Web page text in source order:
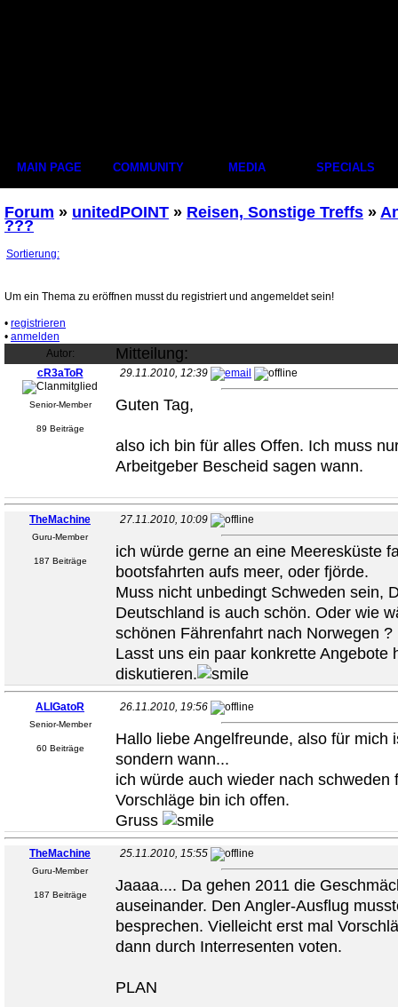
MAIN PAGE COMMUNITY MEDIA SPECIALS
Forum » unitedPOINT » Reisen, Sonstige Treffs »
???
Sortierung:
Um ein Thema zu eröffnen musst du registriert und angemeldet sein!
• registrieren
• anmelden
Autor:
Mitteilung:
cR3aToR
Senior-Member
89 Beiträge
29.11.2010, 12:39
Guten Tag,
also ich bin für alles Offen. Ich muss
Arbeitgeber Bescheid sagen wann.
TheMachine
Guru-Member
187 Beiträge
27.11.2010, 10:09
ich würde gerne an eine Meeresküste
bootsfahrten aufs meer, oder fjörde.
Muss nicht unbedingt Schweden sein,
Deutschland is auch schön. Oder wie
schönen Fährenfahrt nach Norwegen ?
Lasst uns ein paar konkrette Angebote
diskutieren.
ALIGatoR
Senior-Member
60 Beiträge
26.11.2010, 19:56
Hallo liebe Angelfreunde, also für mich
sondern wann...
ich würde auch wieder nach schweden
Vorschläge bin ich offen.
Gruss
TheMachine
Guru-Member
187 Beiträge
25.11.2010, 15:55
Jaaaa.... Da gehen 2011 die
auseinander. Den Angler-Ausflug
besprechen. Vielleicht erst mal
dann durch Interresenten voten.
PLAN